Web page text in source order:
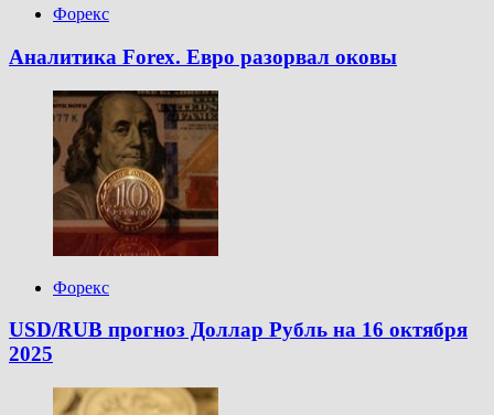
Форекс
Аналитика Forex. Евро разорвал оковы
Форекс
USD/RUB прогноз Доллар Рубль на 16 октября
2025